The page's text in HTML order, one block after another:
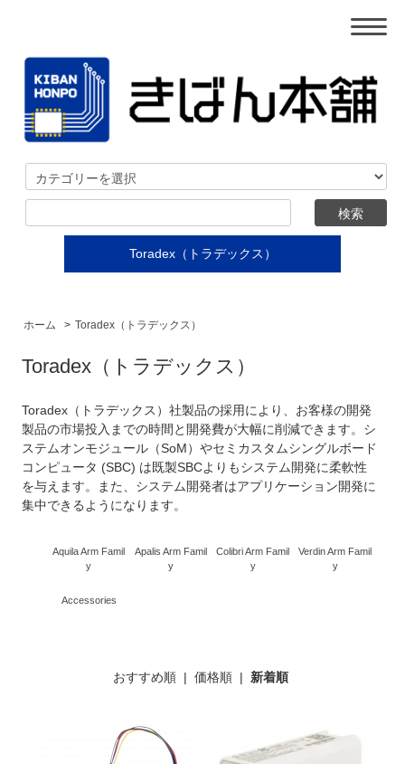
Toradex（トラデックス）
ホーム > Toradex（トラデックス）
Toradex（トラデックス）
Toradex（トラデックス）社製品の採用により、お客様の開発
製品の市場投入までの時間と開発費が大幅に削減できます。シ
ステムオンモジュール（SoM）やセミカスタムシングルボード
コンピュータ (SBC) は既製SBCよりもシステム開発に柔軟性
を与えます。また、システム開発者はアプリケーション開発に
集中できるようになります。
Aquila Arm Famil
y
Apalis Arm Famil
y
Colibri Arm Famil
y
Verdin Arm Famil
y
Accessories
おすすめ順| 価格順| 新着順